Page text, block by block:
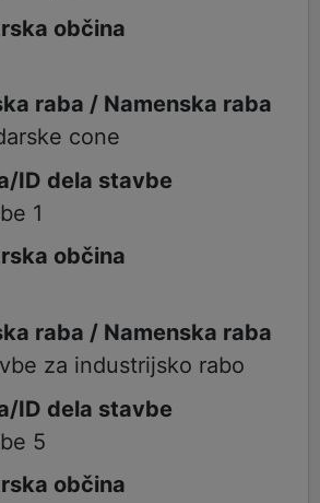
cone
1
za industrijsko rabo
5